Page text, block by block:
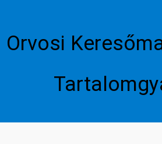
Orvosi